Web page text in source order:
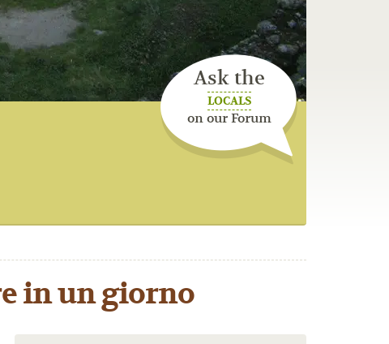
Ask the
LOCALS
on our Forum
in un giorno